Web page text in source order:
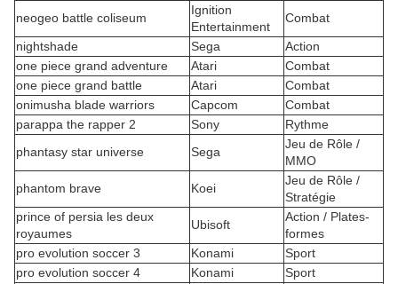
neogeo battle coliseum
Ignition
Entertainment
Combat
nightshade
Sega
Action
one piece grand adventure
Atari
Combat
one piece grand battle
Atari
Combat
onimusha blade warriors
Capcom
Combat
parappa the rapper 2
Sony
Rythme
phantasy star universe
Sega
Jeu de Rôle /
MMO
phantom brave
Koei
Jeu de Rôle /
Stratégie
prince of persia les deux
royaumes
Ubisoft
Action / Plates-
formes
pro evolution soccer 3
Konami
Sport
pro evolution soccer 4
Konami
Sport